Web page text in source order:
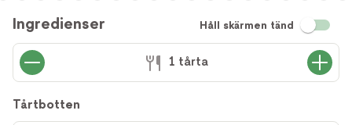
Ingredienser Håll skärmen tänd
1 tårta
Tårtbotten